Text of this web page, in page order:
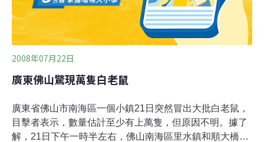
他的下一個妙計是，鼓勵民眾抓蛇取毒液，使蛇
2008年07月22日
廣東佛山驚現萬隻白老鼠
廣東省佛山市南海區一個小鎮21日突然冒出大批白老鼠，
目擊者表示，數量估計至少有上萬隻，但原因不明。據了
解，21日下午一時半左右，佛山南海區里水鎮和順大橋旁